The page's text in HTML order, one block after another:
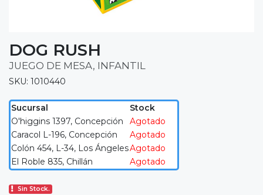
DOG RUSH
JUEGO DE MESA, INFANTIL
SKU: 1010440
Sucursal
Stock
O'higgins 1397, Concepción
Agotado
Caracol L-196, Concepción
Agotado
Colón 454, L-34, Los ÁngelesAgotado
El Roble 835, Chillán
Agotado
Sin Stock.